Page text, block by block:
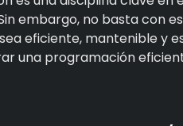
embargo, no basta con
eficiente, mantenible y
una programación